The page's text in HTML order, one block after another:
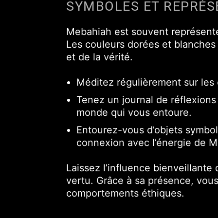
SYMBOLES ET
Mebahiah est souvent
Les couleurs dorées et
et de la vérité.
Méditez régulièrement sur
Tenez un journal de
monde qui vous entoure.
Entourez-vous d’objets
connexion avec l’énergie de
Laissez l’influence
vertu. Grâce à sa présence,
comportements éthiques.